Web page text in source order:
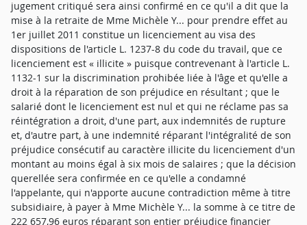
jugement critiqué sera ainsi confirmé en ce qu'il a dit que la
mise à la retraite de Mme Michèle Y... pour prendre effet au
1er juillet 2011 constitue un licenciement au visa des
dispositions de l'article L. 1237-8 du code du travail, que ce
licenciement est « illicite » puisque contrevenant à l'article L.
1132-1 sur la discrimination prohibée liée à l'âge et qu'elle a
droit à la réparation de son préjudice en résultant ; que le
salarié dont le licenciement est nul et qui ne réclame pas sa
réintégration a droit, d'une part, aux indemnités de rupture
et, d'autre part, à une indemnité réparant l'intégralité de son
préjudice consécutif au caractère illicite du licenciement d'un
montant au moins égal à six mois de salaires ; que la décision
querellée sera confirmée en ce qu'elle a condamné
l'appelante, qui n'apporte aucune contradiction même à titre
subsidiaire, à payer à Mme Michèle Y... la somme à ce titre de
222 657,96 euros réparant son entier préjudice financier